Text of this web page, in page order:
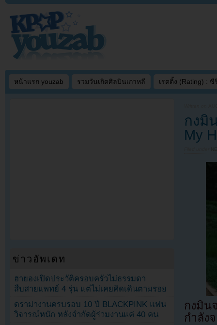
หน้าแรก youzab รวมวันเกิดศิลปินเกาหลี เรตติ้ง (Rating) : ซี
กงมิ
My
กงมิน
กำลัง
ข่าวอัพเดท
ฮายองเปิดประวัติครอบครัวไม่ธรรมดา
สืบสายแพทย์ 4 รุ่น แต่ไม่เคยคิดเดินตามรอย
ดราม่างานครบรอบ 10 ปี BLACKPINK แฟน
วิจารณ์หนัก หลังจำกัดผู้ร่วมงานแค่ 40 คน